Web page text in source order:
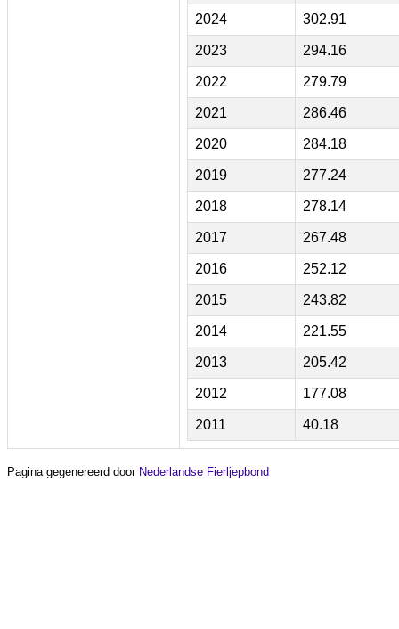
2024 302.91
2023 294.16
2022 279.79
2021 286.46
2020 284.18
2019 277.24
2018 278.14
2017 267.48
2016 252.12
2015 243.82
2014 221.55
2013 205.42
2012 177.08
2011 40.18
Pagina gegenereerd door Nederlandse Fierljepbond